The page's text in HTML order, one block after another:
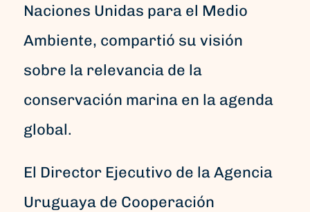
Naciones Unidas para el Medio
Ambiente, compartió su visión
sobre la relevancia de la
conservación marina en la agenda
global.
El Director Ejecutivo de la Agencia
Uruguaya de Cooperación